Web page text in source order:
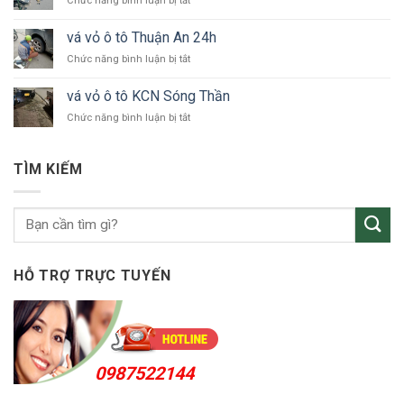
Dương
ô
KCN
vỏ
xe
ô
Bắc
Tân
Uyên
vá vỏ ô tô Thuận An 24h
Chức năng bình luận bị tắtở
ô
tô
vá vỏ ô tô KCN Sóng Thần
Chức năng bình luận bị tắtở
Sóng
TÌM KIẾM
HỖ TRỢ TRỰC TUYẾN
0987522144